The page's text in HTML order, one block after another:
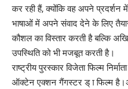
कर रही हैं, क्योंकि वह अपने प्रदर्शन
भाषाओं में अपने संवाद देने के लिए
कौशल का विस्तार करती है बल्कि
उपस्थिति को भी मजबूत करती है।
राष्ट्रीय पुरस्कार विजेता फिल्म
ऑक्टेन एक्शन गैंगस्टर ड् ा फिल्म